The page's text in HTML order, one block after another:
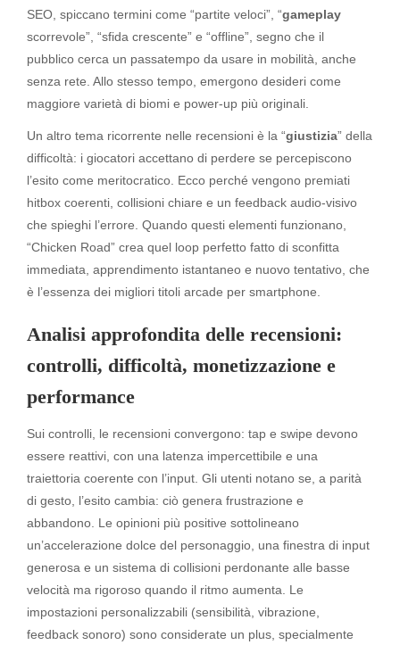
SEO, spiccano termini come “partite veloci”, “gameplay
scorrevole”, “sfida crescente” e “offline”, segno che il
pubblico cerca un passatempo da usare in mobilità, anche
senza rete. Allo stesso tempo, emergono desideri come
maggiore varietà di biomi e power-up più originali.
Un altro tema ricorrente nelle recensioni è la “giustizia” della
difficoltà: i giocatori accettano di perdere se percepiscono
l’esito come meritocratico. Ecco perché vengono premiati
hitbox coerenti, collisioni chiare e un feedback audio-visivo
che spieghi l’errore. Quando questi elementi funzionano,
“Chicken Road” crea quel loop perfetto fatto di sconfitta
immediata, apprendimento istantaneo e nuovo tentativo, che
è l’essenza dei migliori titoli arcade per smartphone.
Analisi approfondita delle recensioni:
controlli, difficoltà, monetizzazione e
performance
Sui controlli, le recensioni convergono: tap e swipe devono
essere reattivi, con una latenza impercettibile e una
traiettoria coerente con l’input. Gli utenti notano se, a parità
di gesto, l’esito cambia: ciò genera frustrazione e
abbandono. Le opinioni più positive sottolineano
un’accelerazione dolce del personaggio, una finestra di input
generosa e un sistema di collisioni perdonante alle basse
velocità ma rigoroso quando il ritmo aumenta. Le
impostazioni personalizzabili (sensibilità, vibrazione,
feedback sonoro) sono considerate un plus, specialmente